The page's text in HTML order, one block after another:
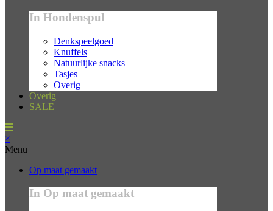
In Hondenspul
Denkspeelgoed
Knuffels
Natuurlijke snacks
Tasjes
Overig
Overig
SALE
×
Menu
Op maat gemaakt
In Op maat gemaakt